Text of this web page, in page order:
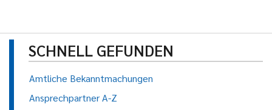
SCHNELL GEFUNDEN
Amtliche Bekanntmachungen
Ansprechpartner A-Z